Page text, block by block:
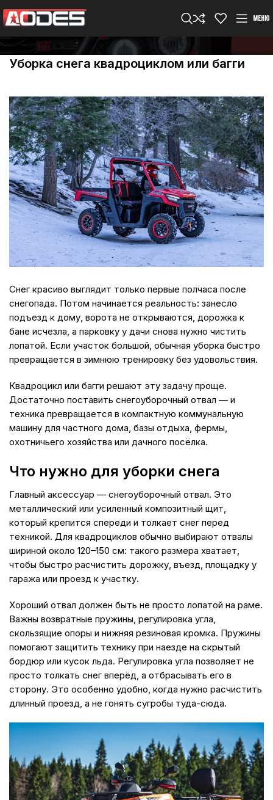
МЕНЮ
Уборка снега квадроциклом или багги
Снег красиво выглядит только первые полчаса после
снегопада. Потом начинается реальность: занесло
подъезд к дому, ворота не открываются, дорожка к
бане исчезла, а парковку у дачи снова нужно чистить
лопатой. Если участок большой, обычная уборка быстро
превращается в зимнюю тренировку без удовольствия.
Квадроцикл или багги решают эту задачу проще.
Достаточно поставить снегоуборочный отвал — и
техника превращается в компактную коммунальную
машину для частного дома, базы отдыха, фермы,
охотничьего хозяйства или дачного посёлка.
Что нужно для уборки снега
Главный аксессуар — снегоуборочный отвал. Это
металлический или усиленный композитный щит,
который крепится спереди и толкает снег перед
техникой. Для квадроциклов обычно выбирают отвалы
шириной около 120–150 см: такого размера хватает,
чтобы быстро расчистить дорожку, въезд, площадку у
гаража или проезд к участку.
Хороший отвал должен быть не просто лопатой на раме.
Важны возвратные пружины, регулировка угла,
скользящие опоры и нижняя резиновая кромка. Пружины
помогают защитить технику при наезде на скрытый
бордюр или кусок льда. Регулировка угла позволяет не
просто толкать снег вперёд, а отбрасывать его в
сторону. Это особенно удобно, когда нужно расчистить
длинный проезд, а не гонять сугробы туда-сюда.